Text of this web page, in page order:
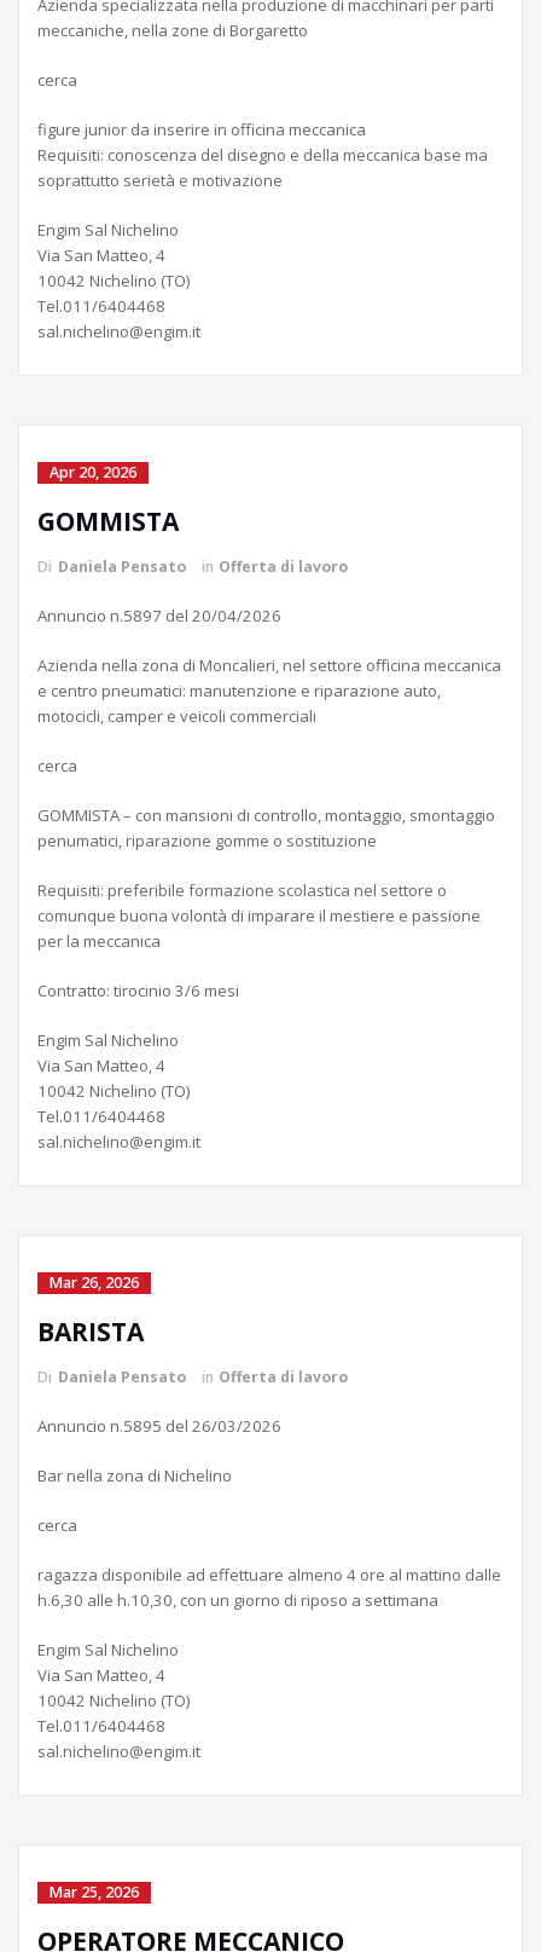
Azienda specializzata nella produzione di macchinari per parti
meccaniche, nella zone di Borgaretto
cerca
figure junior da inserire in officina meccanica
Requisiti: conoscenza del disegno e della meccanica base ma
soprattutto serietà e motivazione
Engim Sal Nichelino
Via San Matteo, 4
10042 Nichelino (TO)
Tel.011/6404468
sal.nichelino@engim.it
Apr 20, 2026
GOMMISTA
Di Daniela Pensato in Offerta di lavoro
Annuncio n.5897 del 20/04/2026
Azienda nella zona di Moncalieri, nel settore officina meccanica
e centro pneumatici: manutenzione e riparazione auto,
motocicli, camper e veicoli commerciali
cerca
GOMMISTA – con mansioni di controllo, montaggio, smontaggio
penumatici, riparazione gomme o sostituzione
Requisiti: preferibile formazione scolastica nel settore o
comunque buona volontà di imparare il mestiere e passione
per la meccanica
Contratto: tirocinio 3/6 mesi
Engim Sal Nichelino
Via San Matteo, 4
10042 Nichelino (TO)
Tel.011/6404468
sal.nichelino@engim.it
Mar 26, 2026
BARISTA
Di Daniela Pensato in Offerta di lavoro
Annuncio n.5895 del 26/03/2026
Bar nella zona di Nichelino
cerca
ragazza disponibile ad effettuare almeno 4 ore al mattino dalle
h.6,30 alle h.10,30, con un giorno di riposo a settimana
Engim Sal Nichelino
Via San Matteo, 4
10042 Nichelino (TO)
Tel.011/6404468
sal.nichelino@engim.it
Mar 25, 2026
OPERATORE MECCANICO